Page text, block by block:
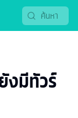
งมีทัวร์